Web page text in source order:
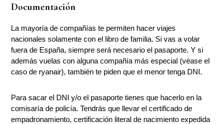
Documentación
La mayoría de compañías te permiten hacer viajes
nacionales solamente con el libro de familia. Si vas a volar
fuera de España, siempre será necesario el pasaporte. Y si
además vuelas con alguna compañía más especial (véase el
caso de ryanair), también te piden que el menor tenga DNI.
Para sacar el DNI y/o el pasaporte tienes que hacerlo en la
comisaría de policía. Tendrás que llevar el certificado de
empadronamiento, certificación literal de nacimiento expedida